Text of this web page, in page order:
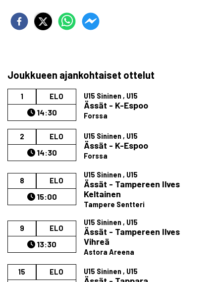
Joukkueen ajankohtaiset ottelut
1 ELO
14:30
U15 Sininen , U15
Ässät - K-Espoo
Forssa
2 ELO
14:30
U15 Sininen , U15
Ässät - K-Espoo
Forssa
8 ELO
15:00
U15 Sininen , U15
Ässät - Tampereen Ilves
Keltainen
Tampere Sentteri
9 ELO
13:30
U15 Sininen , U15
Ässät - Tampereen Ilves
Vihreä
Astora Areena
15 ELO U15 Sininen , U15